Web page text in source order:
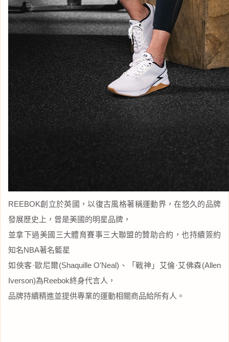
REEBOK創立於英國，以復古風格著稱運動界，在悠久的品牌
發展歷史上，曾是美國的明星品牌，
並拿下過美國三大體育賽事三大聯盟的贊助合約，也持續簽約
知名NBA著名籃星
如俠客·歐尼爾(Shaquille O'Neal)、「戰神」艾倫·艾佛森(Allen
Iverson)為Reebok終身代言人，
品牌持續精進並提供專業的運動相關商品給所有人。